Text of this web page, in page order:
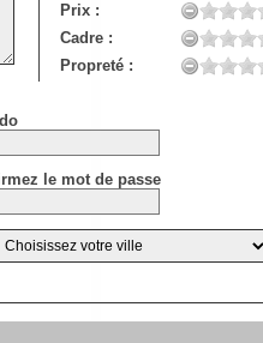
Prix :
Cadre :
Propreté :
le mot de passe